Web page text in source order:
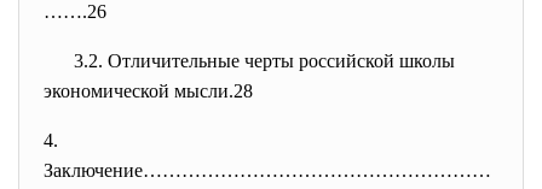
…….26
3.2. Отличительные черты российской школы
экономической мысли.28
4.
Заключение………………………………………………